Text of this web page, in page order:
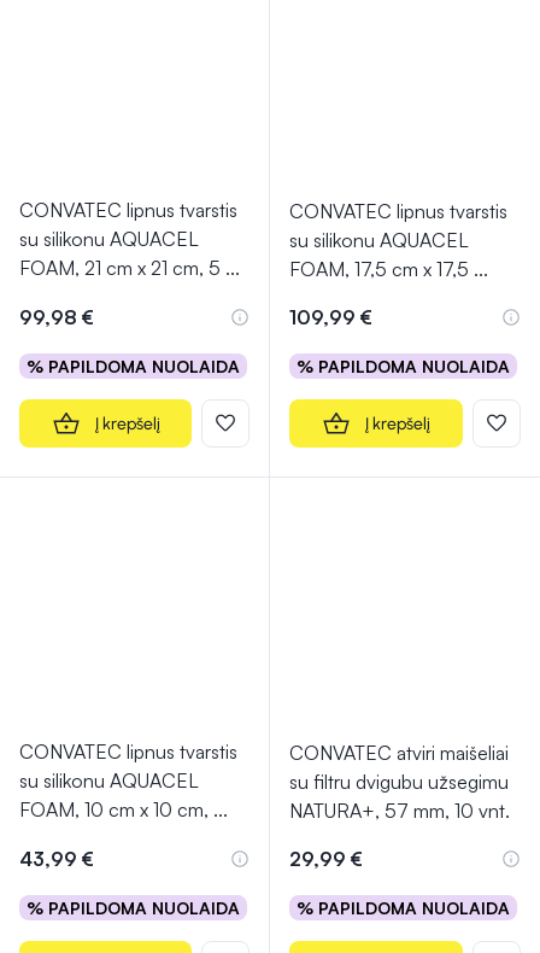
CONVATEC lipnus tvarstis
su silikonu AQUACEL
FOAM, 21 cm x 21 cm, 5 ...
99,98 €
% PAPILDOMA NUOLAIDA
Į krepšelį
CONVATEC lipnus tvarstis
su silikonu AQUACEL
FOAM, 17,5 cm x 17,5 ...
109,99 €
% PAPILDOMA NUOLAIDA
Į krepšelį
CONVATEC lipnus tvarstis
su silikonu AQUACEL
FOAM, 10 cm x 10 cm, ...
43,99 €
% PAPILDOMA NUOLAIDA
CONVATEC atviri maišeliai
su filtru dvigubu užsegimu
NATURA+, 57 mm, 10 vnt.
29,99 €
% PAPILDOMA NUOLAIDA